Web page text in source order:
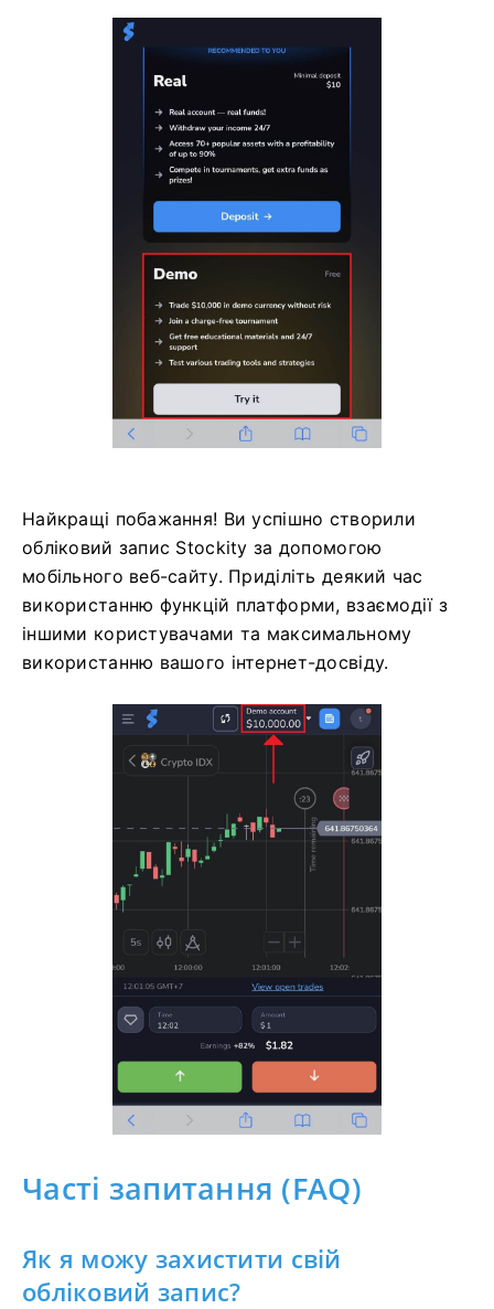
Найкращі побажання! Ви успішно створили
обліковий запис Stockity за допомогою
мобільного веб-сайту. Приділіть деякий час
використанню функцій платформи, взаємодії з
іншими користувачами та максимальному
використанню вашого інтернет-досвіду.
Часті запитання (FAQ)
Як я можу захистити свій
обліковий запис?